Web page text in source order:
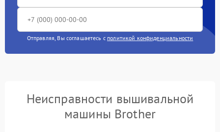
Отправляя, Вы соглашаетесь с политикой конфиденциальности
Неисправности вышивальной
машины Brother